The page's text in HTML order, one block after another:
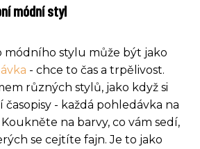
módní styl
módního stylu může být jako
- chce to čas a trpělivost.
různých stylů, jako když si
- každá pohledávka na
na barvy, co vám sedí,
se cejtíte fajn. Je to jako